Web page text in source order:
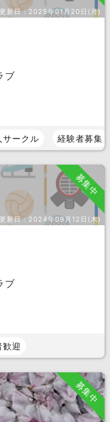
更新日： 2025年01月20日(月)
ブ
サークル 経験者募集
募集中
更新日： 2024年09月12日(木)
ブ
歓迎
募集中